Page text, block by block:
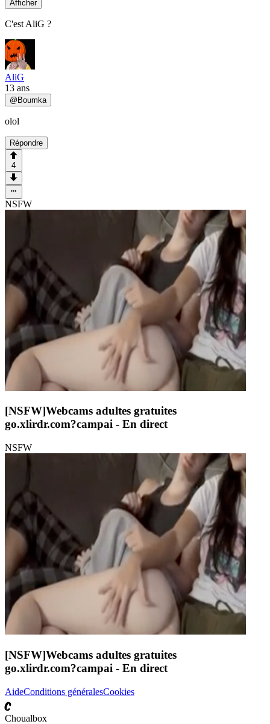
Afficher
C'est AliG ?
AliG
13 ans
@Boumka
olol
Répondre
4
NSFW
[NSFW]Webcams adultes gratuites
go.xlirdr.com?campai - En direct
NSFW
[NSFW]Webcams adultes gratuites
go.xlirdr.com?campai - En direct
AideConditions généralesCookies
C
Choualbox